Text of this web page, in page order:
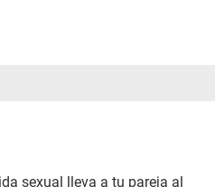
sexual lleva a tu pareja al